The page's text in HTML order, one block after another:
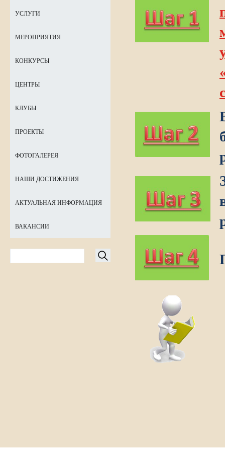
УСЛУГИ
МЕРОПРИЯТИЯ
КОНКУРСЫ
ЦЕНТРЫ
КЛУБЫ
ПРОЕКТЫ
ФОТОГАЛЕРЕЯ
НАШИ ДОСТИЖЕНИЯ
АКТУАЛЬНАЯ ИНФОРМАЦИЯ
ВАКАНСИИ